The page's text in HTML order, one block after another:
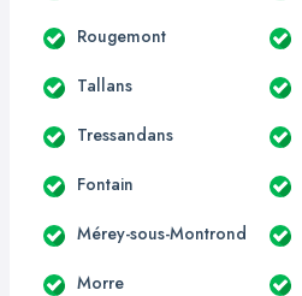
Rougemont
Tallans
Tressandans
Fontain
Mérey-sous-Montrond
Morre